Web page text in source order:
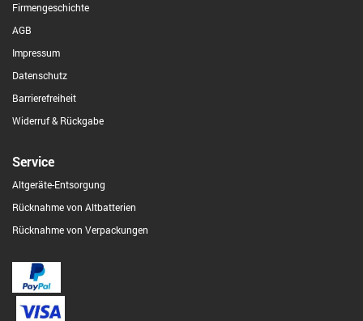
Firmengeschichte
AGB
Impressum
Datenschutz
Barrierefreiheit
Widerruf & Rückgabe
Service
Altgeräte-Entsorgung
Rücknahme von Altbatterien
Rücknahme von Verpackungen